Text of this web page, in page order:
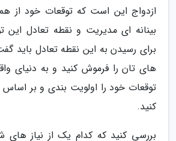
ازدواج این است که توقعات خود از
بینانه ای مدیریت و نقطه تعادل این
برای رسیدن به این نقطه تعادل باید
های تان را فرموش کنید و به دنیای
توقعات خود را اولویت بندی و بر
کنید.
بررسی کنید که کدام یک از نیاز